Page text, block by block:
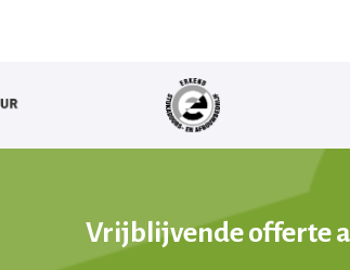
Vrijblijvende offerte